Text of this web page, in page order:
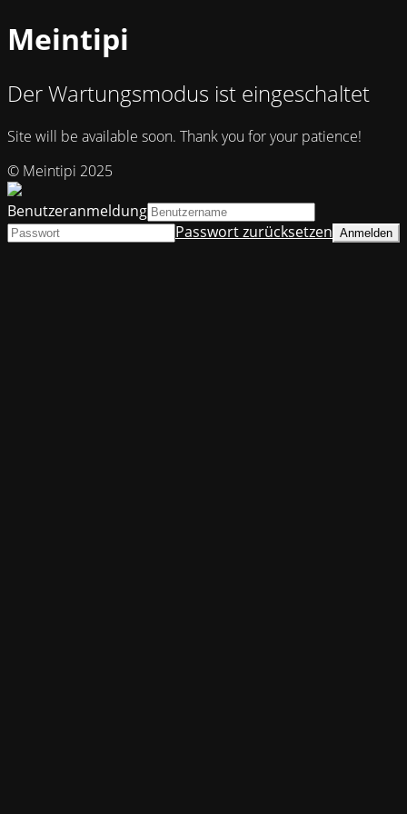
Meintipi
Der Wartungsmodus ist eingeschaltet
Site will be available soon. Thank you for your patience!
© Meintipi 2025
Benutzeranmeldung
Passwort zurücksetzen